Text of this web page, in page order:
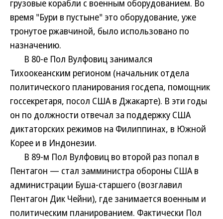
грузовые корабли с военным оборудованием. Во
время "Бури в пустыне" это оборудование, уже
тронутое ржавчиной, было использовано по
назначению.
В 80-е Пол Вулфовиц занимался
Тихоокеанским регионом (начальник отдела
политического планирования госдепа, помощник
госсекретаря, посол США в Джакарте). В эти годы
он по должности отвечал за поддержку США
диктаторских режимов на Филиппинах, в Южной
Корее и в Индонезии.
В 89-м Пол Вулфовиц во второй раз попал в
Пентагон — стал замминистра обороны США в
администрации Буша-старшего (возглавил
Пентагон Дик Чейни), где занимается военным и
политическим планированием. Фактически Пол